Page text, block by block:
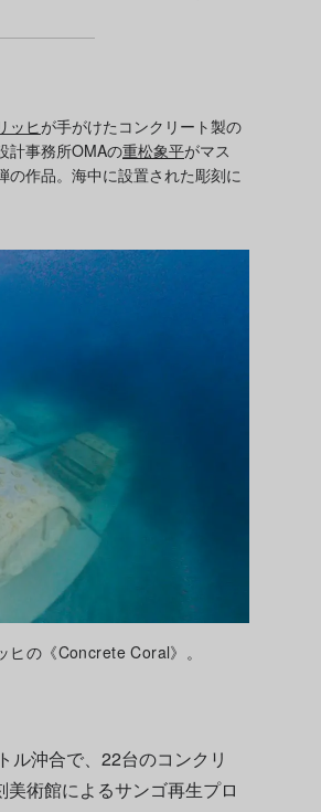
ッヒが手がけたコンクリート製の
計事務所OMAの重松象平がマス
の作品。海中に設置された彫刻に
の《Concrete Coral》。
ル沖合で、22台のコンクリ
術館によるサンゴ再生プロ